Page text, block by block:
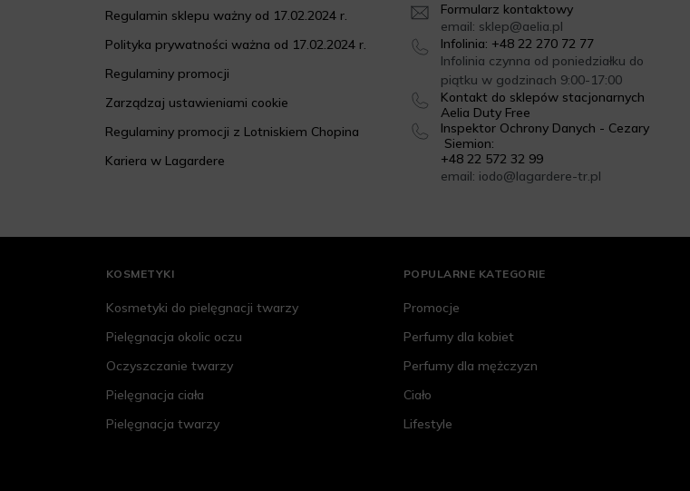
Formularz kontaktowy
email: sklep@aelia.pl
Infolinia: +48 22 270 72 77
Infolinia czynna od poniedziałku do
piątku w godzinach 9:00-17:00
Kontakt do sklepów stacjonarnych
Aelia Duty Free
Inspektor Ochrony Danych - Cezary
Siemion:
+48 22 572 32 99
email: iodo@lagardere-tr.pl
Regulamin sklepu ważny od 17.02.2024 r.
Polityka prywatności ważna od 17.02.2024 r.
Regulaminy promocji
Zarządzaj ustawieniami cookie
Regulaminy promocji z Lotniskiem Chopina
Kariera w Lagardere
KOSMETYKI
Kosmetyki do pielęgnacji twarzy
Pielęgnacja okolic oczu
Oczyszczanie twarzy
Pielęgnacja ciała
Pielęgnacja twarzy
POPULARNE KATEGORIE
Promocje
Perfumy dla kobiet
Perfumy dla mężczyzn
Ciało
Lifestyle